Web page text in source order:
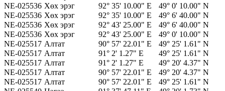
NE-025536 Хөх эрэг 92° 35' 10.00" E
49° 0' 10.00" N
NE-025536 Хөх эрэг 92° 35' 10.00" E
49° 6' 40.00" N
NE-025536 Хөх эрэг 92° 43' 25.00" E
49° 6' 40.00" N
NE-025536 Хөх эрэг 92° 43' 25.00" E
49° 0' 10.00" N
NE-025517 Алтат 90° 57' 22.01" E
49° 25' 1.61" N
NE-025517 Алтат 91° 2' 1.27" E
49° 25' 1.61" N
NE-025517 Алтат 91° 2' 1.27" E
49° 20' 4.37" N
NE-025517 Алтат 90° 57' 22.01" E
49° 20' 4.37" N
NE-025517 Алтат 90° 57' 22.01" E
49° 25' 1.61" N